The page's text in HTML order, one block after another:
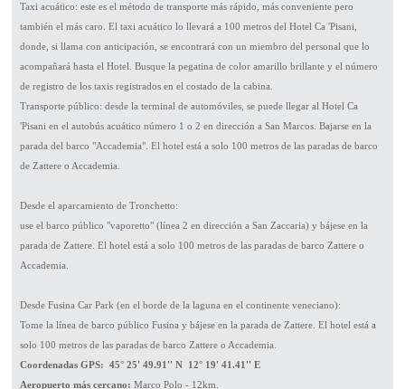
Taxi acuático: este es el método de transporte más rápido, más conveniente pero
también el más caro. El taxi acuático lo llevará a 100 metros del Hotel Ca 'Pisani,
donde, si llama con anticipación, se encontrará con un miembro del personal que lo
acompañará hasta el Hotel. Busque la pegatina de color amarillo brillante y el número
de registro de los taxis registrados en el costado de la cabina.
Transporte público: desde la terminal de automóviles, se puede llegar al Hotel Ca
'Pisani en el autobús acuático número 1 o 2 en dirección a San Marcos. Bajarse en la
parada del barco "Accademia". El hotel está a solo 100 metros de las paradas de barco
de Zattere o Accademia.
Desde el aparcamiento de Tronchetto:
use el barco público "vaporetto" (línea 2 en dirección a San Zaccaria) y bájese en la
parada de Zattere. El hotel está a solo 100 metros de las paradas de barco Zattere o
Accademia.
Desde Fusina Car Park (en el borde de la laguna en el continente veneciano):
Tome la línea de barco público Fusina y bájese en la parada de Zattere. El hotel está a
solo 100 metros de las paradas de barco Zattere o Accademia.
Coordenadas GPS: 45° 25' 49.91'' N 12° 19' 41.41'' E
Aeropuerto más cercano: Marco Polo - 12km.